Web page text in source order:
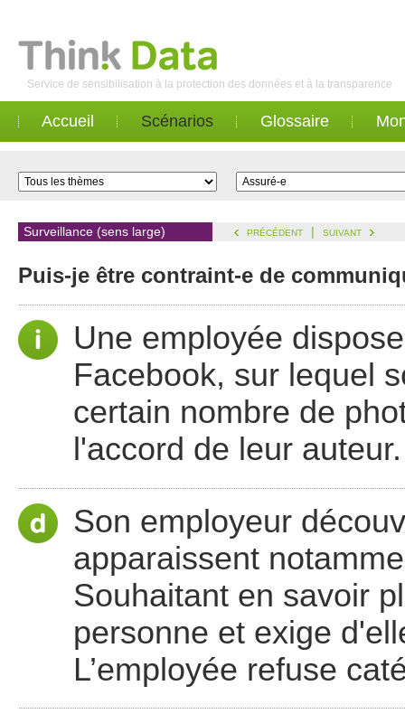
Service de sensibilisation à la protection des données et à la transparence
Accueil Scénarios Glossaire
Surveillance (sens large) PRÉCÉDENT | SUIVANT
Puis-je être contraint-e de
Une employée
Facebook, sur lequel
certain nombre de
l'accord de leur auteur.
Son employeur
apparaissent
Souhaitant en savoir
personne et exige
L’employée refuse